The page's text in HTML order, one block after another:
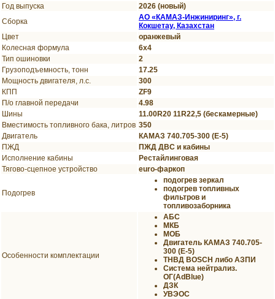
Год выпуска
2026 (новый)
Сборка
АО «КАМАЗ-Инжиниринг», г.
Кокшетау, Казахстан
Цвет
оранжевый
Колесная формула
6х4
Тип ошиновки
2
Грузоподъемность, тонн
17.25
Мощность двигателя, л.с.
300
КПП
ZF9
П/о главной передачи
4.98
Шины
11.00R20 11R22,5 (бескамерные)
Вместимость топливного бака, литров 350
Двигатель
КАМАЗ 740.705-300 (Е-5)
ПЖД
ПЖД ДВС и кабины
Исполнение кабины
Рестайлинговая
Тягово-сцепное устройство
euro-фаркоп
Подогрев
подогрев зеркал
подогрев топливных
фильтров и
топливозаборника
Особенности комплектации
АБС
МКБ
МОБ
Двигатель КАМАЗ 740.705-
300 (Е-5)
ТНВД BOSCH либо АЗПИ
Система нейтрализ.
ОГ(AdBlue)
ДЗК
УВЭОС